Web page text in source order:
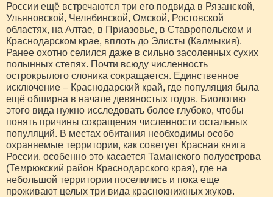
России ещё встречаются три его подвида в Рязанской,
Ульяновской, Челябинской, Омской, Ростовской
областях, на Алтае, в Приазовье, в Ставропольском и
Краснодарском крае, вплоть до Элисты (Калмыкия).
Ранее охотно селился даже в сильно засоленных сухих
полынных степях. Почти всюду численность
острокрылого слоника сокращается. Единственное
исключение – Краснодарский край, где популяция была
ещё обширна в начале девяностых годов. Биологию
этого вида нужно исследовать более глубоко, чтобы
понять причины сокращения численности остальных
популяций. В местах обитания необходимы особо
охраняемые территории, как советует Красная книга
России, особенно это касается Таманского полуострова
(Темрюкский район Краснодарского края), где на
небольшой территории поселились и пока еще
проживают целых три вида краснокнижных жуков.